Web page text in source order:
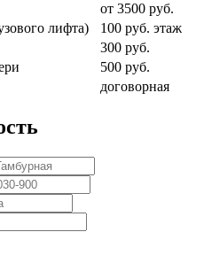
от 3500 руб.
лифта)
100 руб. этаж
300 руб.
500 руб.
договорная